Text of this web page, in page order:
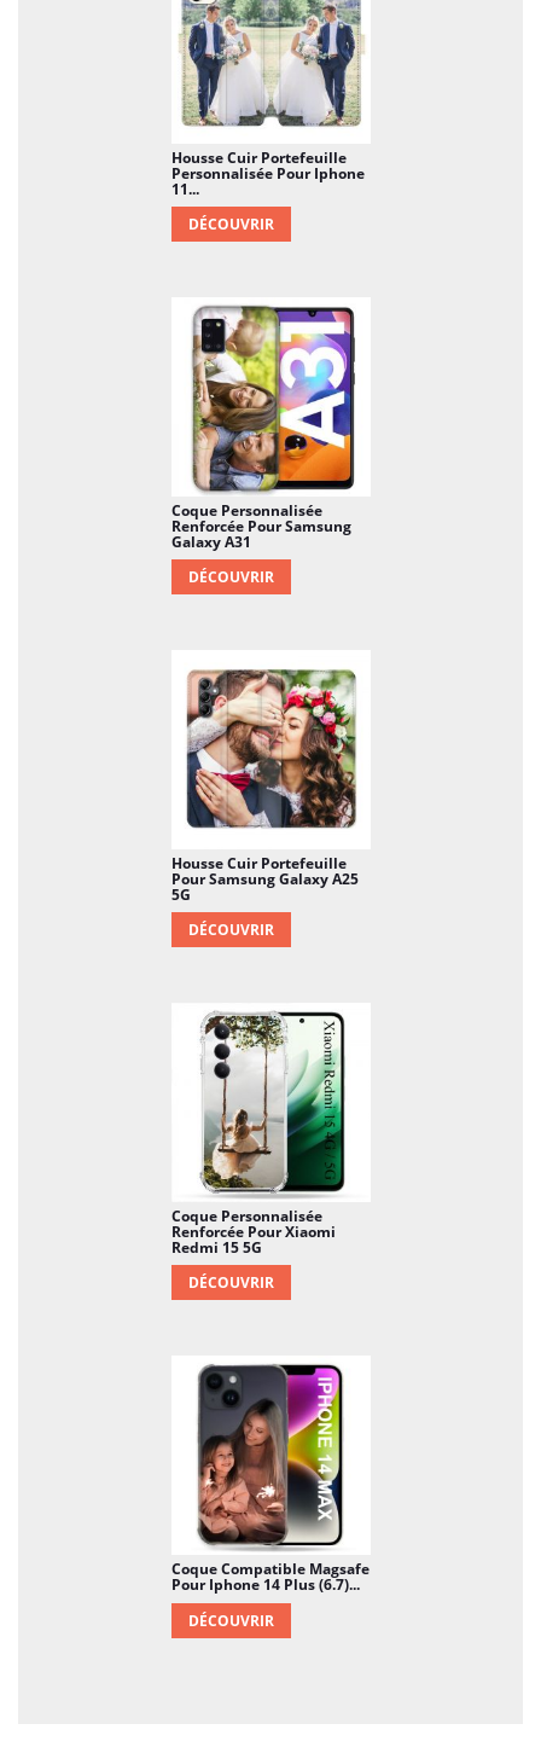
Housse Cuir Portefeuille
Personnalisée Pour Iphone
11...
DÉCOUVRIR
Coque Personnalisée
Renforcée Pour Samsung
Galaxy A31
DÉCOUVRIR
Housse Cuir Portefeuille
Pour Samsung Galaxy A25
5G
DÉCOUVRIR
Coque Personnalisée
Renforcée Pour Xiaomi
Redmi 15 5G
DÉCOUVRIR
Coque Compatible Magsafe
Pour Iphone 14 Plus (6.7)...
DÉCOUVRIR